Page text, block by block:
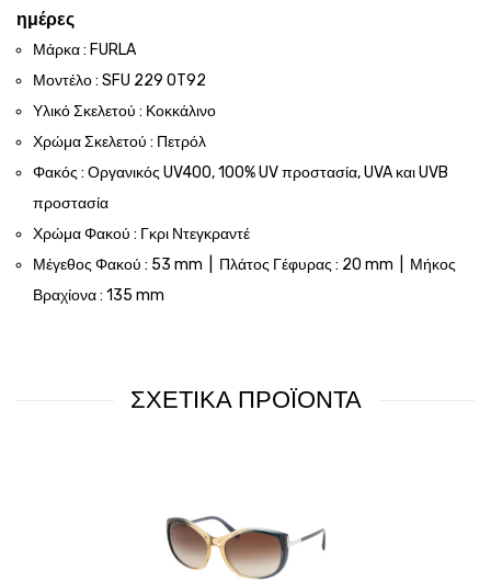
ημέρες
Μάρκα : FURLA
Μοντέλο : SFU 229 0T92
Υλικό Σκελετού : Κοκκάλινο
Χρώμα Σκελετού : Πετρόλ
Φακός : Οργανικός UV400, 100% UV προστασία, UVA και UVB
προστασία
Χρώμα Φακού : Γκρι Ντεγκραντέ
Μέγεθος Φακού : 53 mm | Πλάτος Γέφυρας : 20 mm | Μήκος
Βραχίονα : 135 mm
ΣΧΕΤΙΚΑ ΠΡΟΪΟΝΤΑ